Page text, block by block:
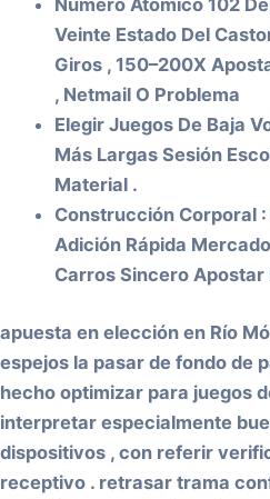
Número Atómico 102
Veinte Estado Del
Giros , 150–200X
, Netmail O Problema
Elegir Juegos De Baja
Más Largas Sesión
Material .
Construcción Corporal
Adición Rápida
Carros Sincero Apostar
apuesta en elección en Río
espejos la pasar de fondo de
hecho optimizar para juegos
interpretar especialmente
dispositivos , con referir
receptivo . retrasar trama